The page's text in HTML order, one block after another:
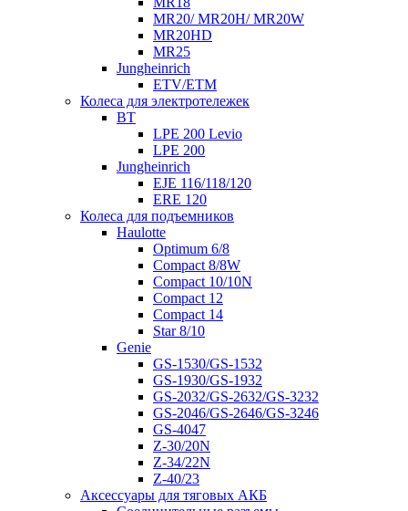
MR20/ MR20H/ MR20W
MR20HD
MR25
Jungheinrich
ETV/ETM
Колеса для электротележек
BT
LPE 200 Levio
LPE 200
Jungheinrich
EJE 116/118/120
ERE 120
Колеса для подъемников
Haulotte
Optimum 6/8
Compact 8/8W
Compact 10/10N
Compact 12
Compact 14
Star 8/10
Genie
GS-1530/GS-1532
GS-1930/GS-1932
GS-2032/GS-2632/GS-3232
GS-2046/GS-2646/GS-3246
GS-4047
Z-30/20N
Z-34/22N
Z-40/23
Аксессуары для тяговых АКБ